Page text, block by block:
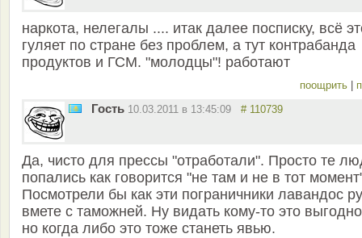
наркота, нелегалы .... итак далее посписку, всё
гуляет по стране без проблем, а тут контрабанда
продуктов и ГСМ. "молодцы"! работают
поощрить
Гость 10.03.2011 в 13:45:09 # 110739
Да, чисто для прессы "отработали". Просто те
попались как говорится "не там и не в тот
Посмотрели бы как эти пограничники лавандос
вмете с таможней. Ну видать кому-то это
но когда либо это тоже станеть явью.